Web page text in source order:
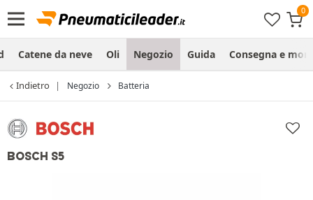
Catene da neve Oli Negozio Guida Consegna e
Indietro Negozio Batteria
BOSCH S5